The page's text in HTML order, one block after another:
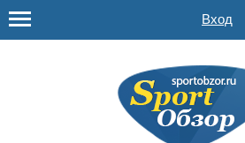
Вход